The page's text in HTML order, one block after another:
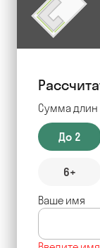
Сумма длин
До 2
6+
Ваше имя